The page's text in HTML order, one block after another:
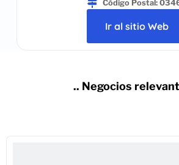
Código Postal:
Ir al sitio Web
.. Negocios